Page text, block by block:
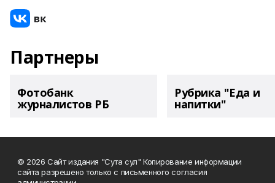
Партнеры
Фотобанк
журналистов РБ
Рубрика "Еда и
напитки"
© 2026 Сайт издания "Сута сул" Копирование информации
сайта разрешено только с письменного согласия